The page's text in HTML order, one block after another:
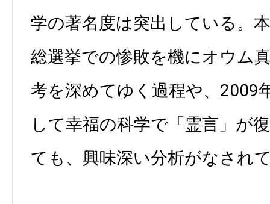
学の著名度は突出している。
総選挙での惨敗を機にオウム
考を深めてゆく過程や、2009
して幸福の科学で「霊言」が
ても、興味深い分析がなされ